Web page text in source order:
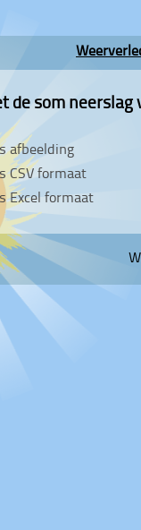
de som neerslag
afbeelding
CSV formaat
Excel formaat